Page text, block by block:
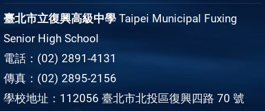
臺北市立復興高級中學 Taipei Municipal Fuxing
Senior High School
電話：(02) 2891-4131
傳真：(02) 2895-2156
學校地址：112056 臺北市北投區復興四路 70 號